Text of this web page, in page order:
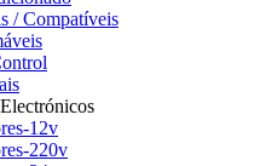
/ Compatíveis
12v
220v